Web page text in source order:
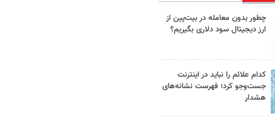
چطور بدون معامله در بیت‌پین از
ارز دیجیتال سود دلاری بگیریم؟
کدام علائم را نباید در اینترنت
جست‌وجو کرد؛ فهرست نشانه‌های
هشدار